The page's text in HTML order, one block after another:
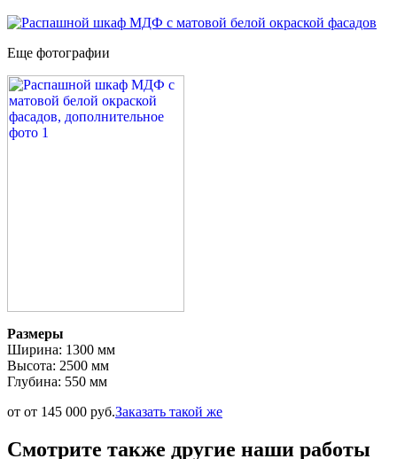
Еще фотографии
Размеры
Ширина: 1300 мм
Высота: 2500 мм
Глубина: 550 мм
от от 145 000 руб.Заказать такой же
Смотрите также другие наши работы